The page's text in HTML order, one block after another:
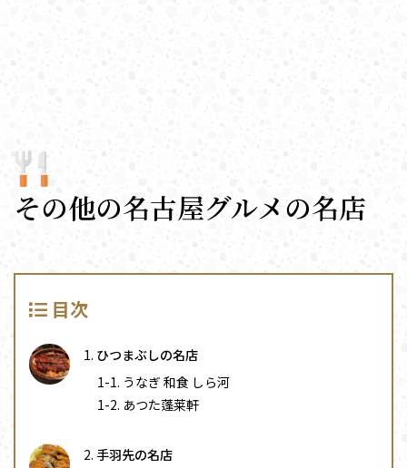
その他の名古屋グルメの名店
目次
ひつまぶしの名店
うなぎ 和食 しら河
あつた蓬莱軒
手羽先の名店